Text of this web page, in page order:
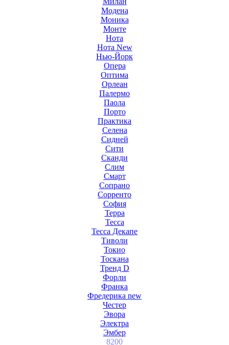
Модена
Моника
Монте
Нота
Нота New
Нью-Йорк
Опера
Оптима
Орлеан
Палермо
Паола
Порто
Практика
Селена
Сидней
Сити
Сканди
Слим
Смарт
Сопрано
Сорренто
София
Терра
Тесса
Тесса Декапе
Тиволи
Токио
Тоскана
Тренд D
Форли
Франка
Фредерика new
Честер
Эвора
Электра
Эмбер
8200